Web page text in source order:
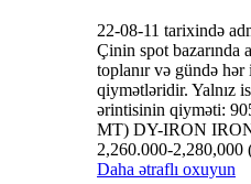
22-08-11 tarixində
Çinin spot bazarında
toplanır və gündə
qiymətləridir. Yalnız
ərintisinin qiyməti:
MT) DY-IRON
2,260.000-
Daha ətraflı oxuyun